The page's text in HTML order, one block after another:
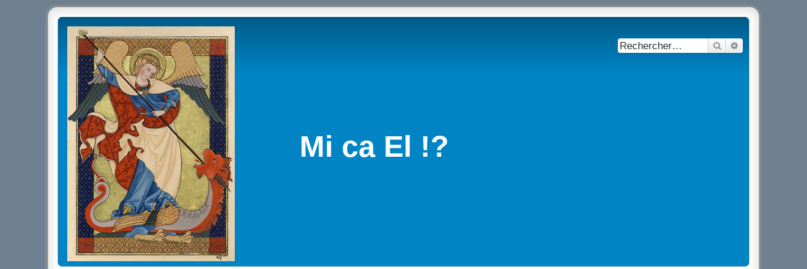
Mi ca El !?
Rechercher